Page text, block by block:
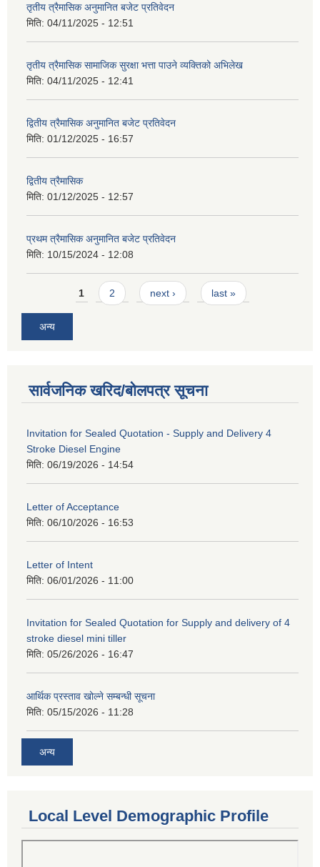
तृतीय त्रैमासिक अनुमानित बजेट प्रतिवेदन
मिति: 04/11/2025 - 12:51
तृतीय त्रैमासिक सामाजिक सुरक्षा भत्ता पाउने व्यक्तिको अभिलेख
मिति: 04/11/2025 - 12:41
द्वितीय त्रैमासिक अनुमानित बजेट प्रतिवेदन
मिति: 01/12/2025 - 16:57
द्वितीय त्रैमासिक
मिति: 01/12/2025 - 12:57
प्रथम त्रैमासिक अनुमानित बजेट प्रतिवेदन
मिति: 10/15/2024 - 12:08
Pages1 2 next › last »
अन्य
सार्वजनिक खरिद/बोलपत्र सूचना
Invitation for Sealed Quotation - Supply and Delivery 4
Stroke Diesel Engine
मिति: 06/19/2026 - 14:54
Letter of Acceptance
मिति: 06/10/2026 - 16:53
Letter of Intent
मिति: 06/01/2026 - 11:00
Invitation for Sealed Quotation for Supply and delivery of 4
stroke diesel mini tiller
मिति: 05/26/2026 - 16:47
आर्थिक प्रस्ताव खोल्ने सम्बन्धी सूचना
मिति: 05/15/2026 - 11:28
अन्य
Local Level Demographic Profile